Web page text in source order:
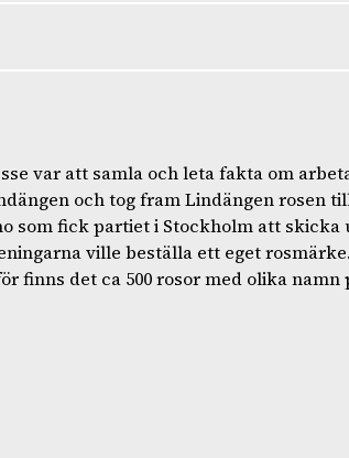
var att samla och leta fakta om
och tog fram Lindängen rosen
som fick partiet i Stockholm att skicka
ville beställa ett eget rosmärke.
finns det ca 500 rosor med olika namn